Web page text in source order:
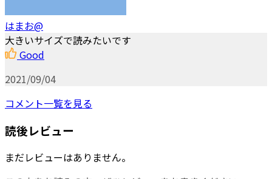
はまお@
大きいサイズで読みたいです
Good
2021/09/04
コメント一覧を見る
読後レビュー
まだレビューはありません。